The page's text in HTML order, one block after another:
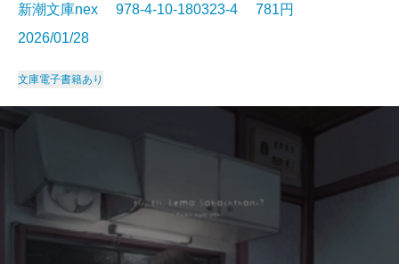
新潮文庫nex 978-4-10-180323-4 781円
2026/01/28
文庫電子書籍あり